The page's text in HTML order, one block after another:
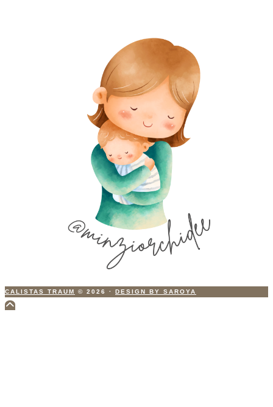
CALISTAS TRAUM © 2026 · DESIGN BY SAROYA
Scroll